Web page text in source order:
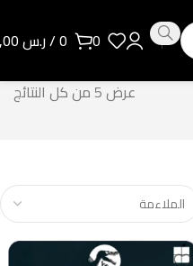
0
0
/ر.س
عرض ⁦5⁩ من كل النتائج